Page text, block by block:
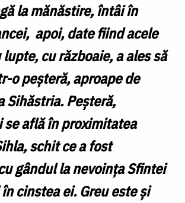
la mănăstire, întâi în
apoi, date fiind acele
cu războaie, a ales să
o peșteră, aproape de
Sihăstria. Peșteră,
se află în proximitatea
schit ce a fost
gândul la nevoința Sfintei
cinstea ei. Greu este și